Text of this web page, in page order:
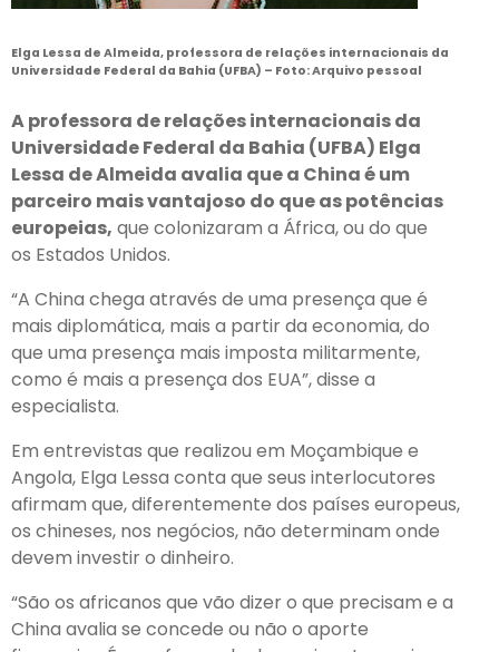
Elga Lessa de Almeida, professora de relações internacionais da
Universidade Federal da Bahia (UFBA) – Foto: Arquivo pessoal
A professora de relações internacionais da
Universidade Federal da Bahia (UFBA) Elga
Lessa de Almeida avalia que a China é um
parceiro mais vantajoso do que as potências
europeias, que colonizaram a África, ou do que
os Estados Unidos.
“A China chega através de uma presença que é
mais diplomática, mais a partir da economia, do
que uma presença mais imposta militarmente,
como é mais a presença dos EUA”, disse a
especialista.
Em entrevistas que realizou em Moçambique e
Angola, Elga Lessa conta que seus interlocutores
afirmam que, diferentemente dos países europeus,
os chineses, nos negócios, não determinam onde
devem investir o dinheiro.
“São os africanos que vão dizer o que precisam e a
China avalia se concede ou não o aporte